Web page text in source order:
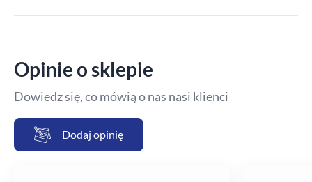
Opinie o sklepie
Dowiedz się, co mówią o nas nasi klienci
Dodaj opinię